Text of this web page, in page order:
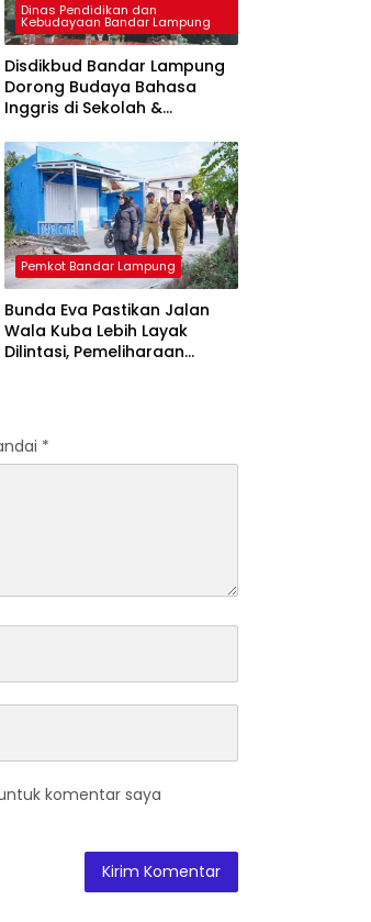
Dinas Pendidikan dan
Kebudayaan Bandar Lampung
Disdikbud Bandar Lampung
Dorong Budaya Bahasa
Inggris di Sekolah &
Pemkot Bandar Lampung
Bunda Eva Pastikan Jalan
Wala Kuba Lebih Layak
Dilintasi, Pemeliharaan
*
komentar saya